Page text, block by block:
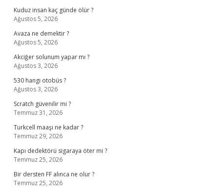
Kuduz insan kaç günde ölür ?
Ağustos 5, 2026
Avaza ne demektir ?
Ağustos 5, 2026
Akciğer solunum yapar mı ?
Ağustos 3, 2026
530 hangi otobüs ?
Ağustos 3, 2026
Scratch güvenilir mi ?
Temmuz 31, 2026
Turkcell maaşı ne kadar ?
Temmuz 29, 2026
Kapı dedektörü sigaraya öter mi ?
Temmuz 25, 2026
Bir dersten FF alınca ne olur ?
Temmuz 25, 2026